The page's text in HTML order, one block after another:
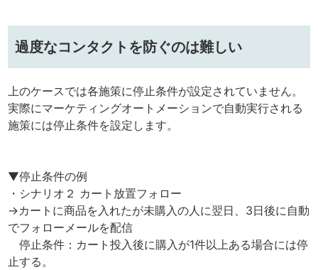
過度なコンタクトを防ぐのは難しい
上のケースでは各施策に停止条件が設定されていません。
実際にマーケティングオートメーションで自動実行される
施策には停止条件を設定します。
▼停止条件の例
・シナリオ２ カート放置フォロー
→カートに商品を入れたが未購入の人に翌日、3日後に自動
でフォローメールを配信
停止条件：カート投入後に購入が1件以上ある場合には停
止する。